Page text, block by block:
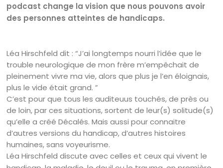
podcast change la vision que nous pouvons avoir
des personnes atteintes de handicaps.
Léa Hirschfeld dit : “J’ai longtemps nourri l’idée que le
trouble neurologique de mon frère m’empêchait de
pleinement vivre ma vie, alors que plus je l’en éloignais,
plus le vide était grand. ”
C’est pour que tous les auditeuus touchés, de près ou
de loin, par ces situations, sortent de leur(s) solitude(s)
qu’elle a créé Décalés. Mais aussi pour connaitre
d’autres versions du handicap, d’autres histoires
humaines, sans voyeurisme.
Léa Hirschfeld discute avec celles et ceux qui vivent le